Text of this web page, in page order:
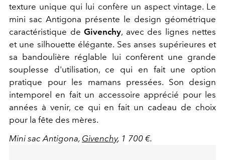
texture unique qui lui confère un aspect vintage. Le
mini sac Antigona présente le design géométrique
caractéristique de Givenchy, avec des lignes nettes
et une silhouette élégante. Ses anses supérieures et
sa bandoulière réglable lui confèrent une grande
souplesse d'utilisation, ce qui en fait une option
pratique pour les mamans pressées. Son design
intemporel en fait un accessoire apprécié pour les
années à venir, ce qui en fait un cadeau de choix
pour la fête des mères.
Mini sac Antigona, Givenchy, 1 700 €.